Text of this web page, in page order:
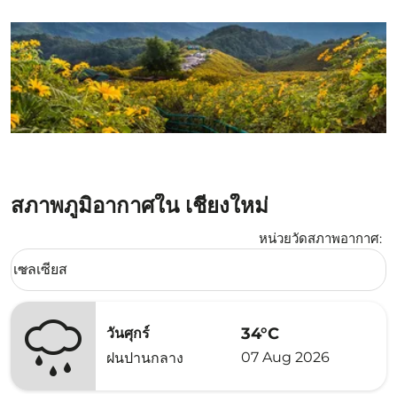
สภาพภูมิอากาศใน เชียงใหม่
หน่วยวัดสภาพอากาศ:
Weather unit option เซลเซียส Selected
เซลเซียส
keyboard_arrow_down
วันศุกร์
ฝนปานกลาง
34°C
07 Aug 2026